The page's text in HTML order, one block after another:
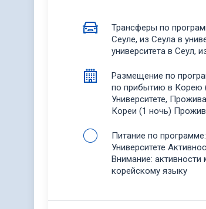
Трансферы по
Сеуле, из Сеула в
университета в Сеул,
Размещение по
по прибытию в Корею
Университете,
Кореи (1 ночь)
Питание по
Университете
Внимание:
корейскому языку